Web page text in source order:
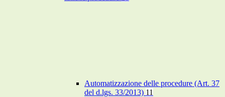
Automatizzazione delle procedure (Art. 37
del d.lgs. 33/2013) 11